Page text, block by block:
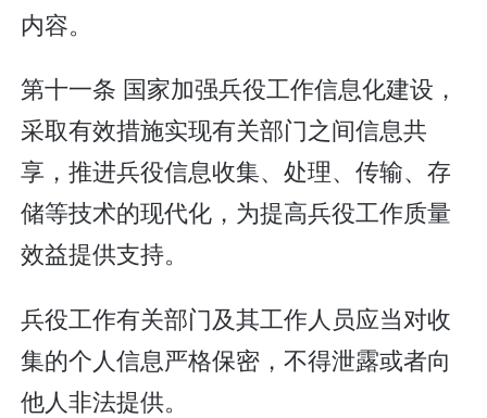
内容。
第十一条 国家加强兵役工作信息化建设，
采取有效措施实现有关部门之间信息共
享，推进兵役信息收集、处理、传输、存
储等技术的现代化，为提高兵役工作质量
效益提供支持。
兵役工作有关部门及其工作人员应当对收
集的个人信息严格保密，不得泄露或者向
他人非法提供。